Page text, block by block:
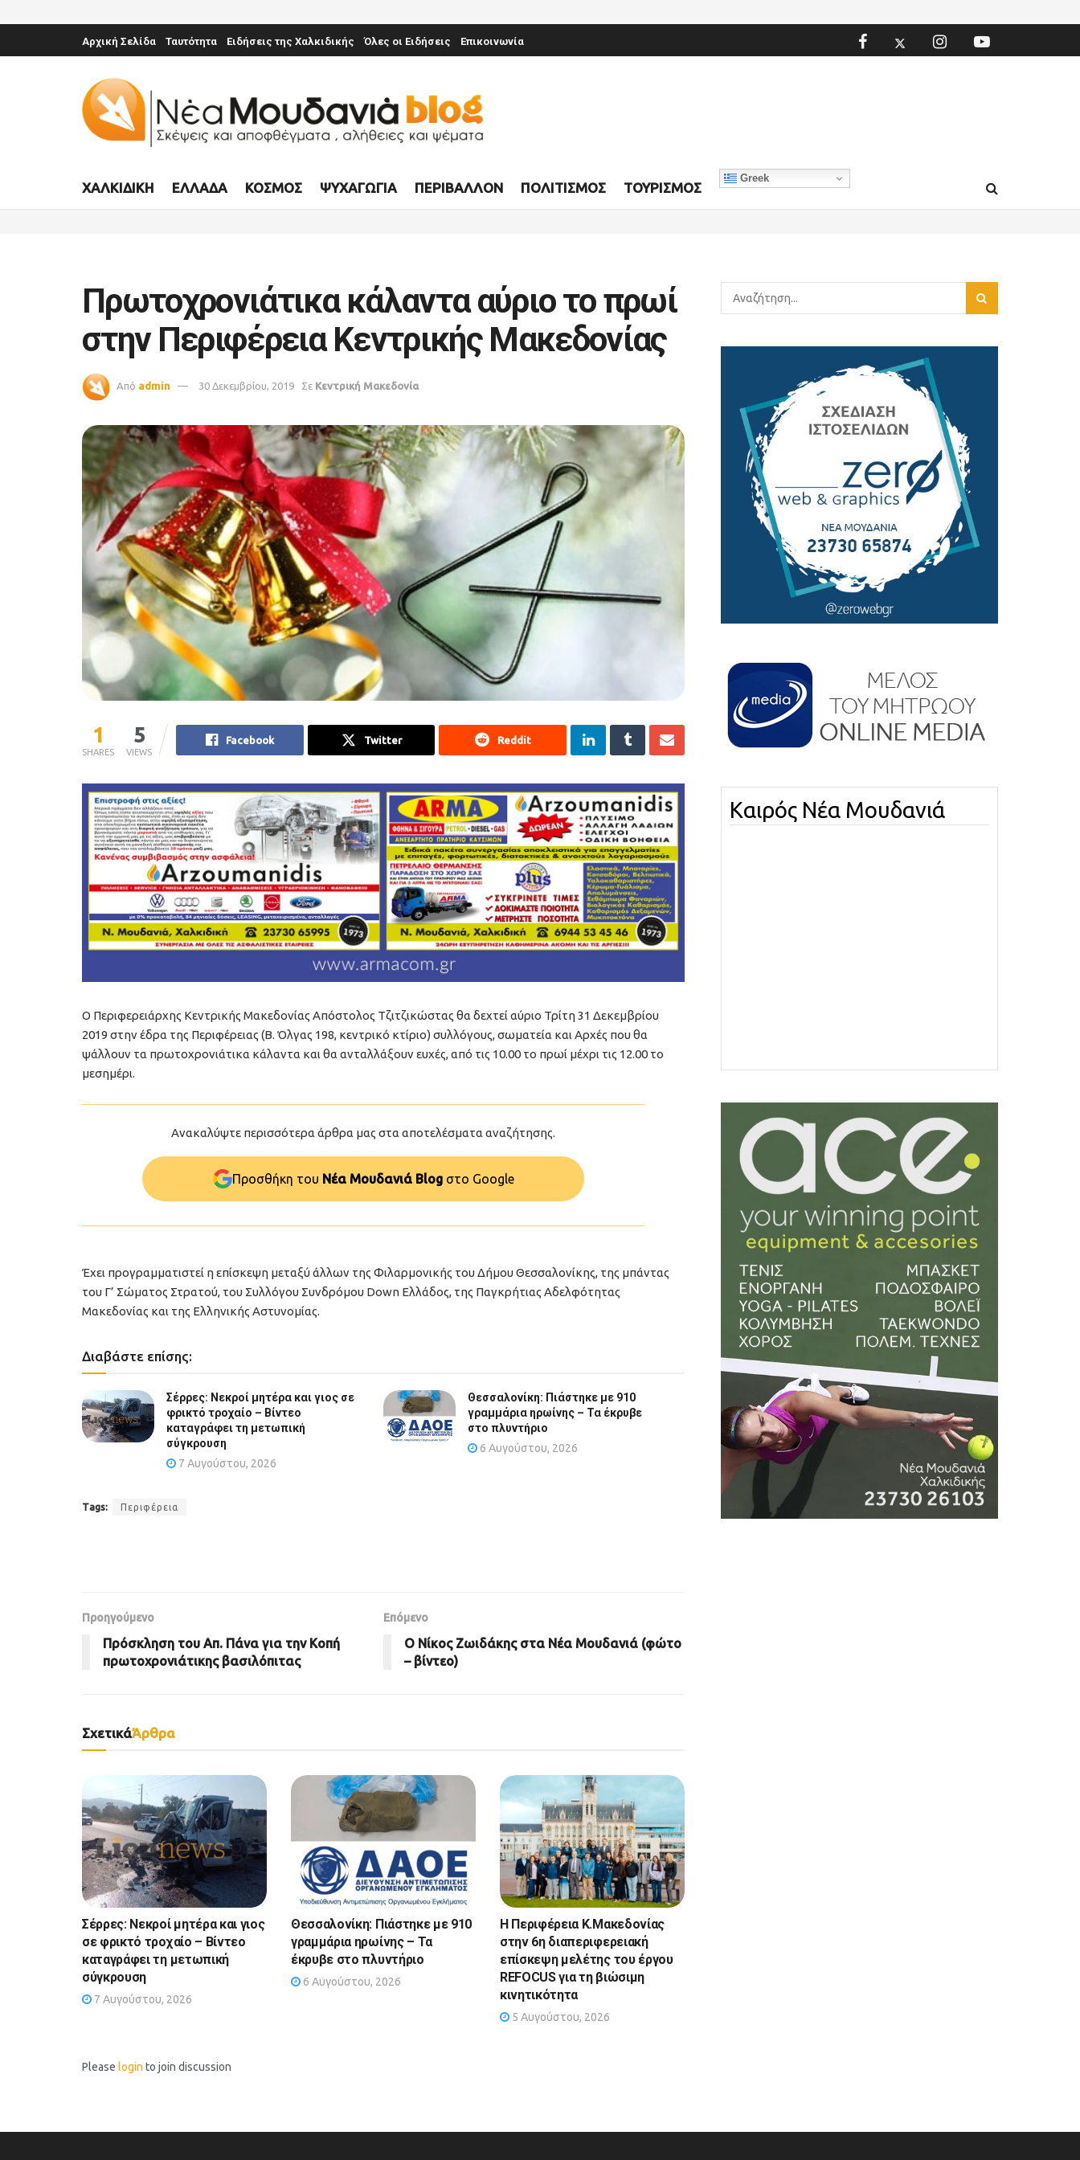
Αρχική Σελίδα Ταυτότητα Ειδήσεις της Χαλκιδικής Όλες οι Ειδήσεις Επικοινωνία
ΧΑΛΚΙΔΙΚΉ ΕΛΛΆΔΑ ΚΌΣΜΟΣ ΨΥΧΑΓΩΓΊΑ ΠΕΡΙΒΆΛΛΟΝ ΠΟΛΙΤΙΣΜΌΣ ΤΟΥΡΙΣΜΌΣ
Greek
Πρωτοχρονιάτικα κάλαντα αύριο το πρωί
στην Περιφέρεια Κεντρικής Μακεδονίας
Από admin 30 Δεκεμβρίου, 2019 Σε Κεντρική Μακεδονία
1
SHARES
5
VIEWS
Facebook Twitter Reddit
Ο Περιφερειάρχης Κεντρικής Μακεδονίας Απόστολος Τζιτζικώστας θα δεχτεί αύριο Τρίτη 31 Δεκεμβρίου
2019 στην έδρα της Περιφέρειας (Β. Όλγας 198, κεντρικό κτίριο) συλλόγους, σωματεία και Αρχές που θα
ψάλλουν τα πρωτοχρονιάτικα κάλαντα και θα ανταλλάξουν ευχές, από τις 10.00 το πρωί μέχρι τις 12.00 το
μεσημέρι.
Ανακαλύψτε περισσότερα άρθρα μας στα αποτελέσματα αναζήτησης.
Προσθήκη του Νέα Μουδανιά Blogστo Google
Έχει προγραμματιστεί η επίσκεψη μεταξύ άλλων της Φιλαρμονικής του Δήμου Θεσσαλονίκης, της μπάντας
του Γ’ Σώματος Στρατού, του Συλλόγου Συνδρόμου Down Ελλάδος, της Παγκρήτιας Αδελφότητας
Μακεδονίας και της Ελληνικής Αστυνομίας.
Διαβάστε επίσης:
Σέρρες: Νεκροί μητέρα και γιος σε
φρικτό τροχαίο – Βίντεο
καταγράφει τη μετωπική
σύγκρουση
7 Αυγούστου, 2026
Θεσσαλονίκη: Πιάστηκε με 910
γραμμάρια ηρωίνης – Τα έκρυβε
στο πλυντήριο
6 Αυγούστου, 2026
Tags: Περιφέρεια
Προηγούμενο
Πρόσκληση του Απ. Πάνα για την Κοπή
πρωτοχρονιάτικης βασιλόπιτας
Επόμενο
Ο Νίκος Ζωιδάκης στα Νέα Μουδανιά (φώτο
– βίντεο)
ΣχετικάΆρθρα
Σέρρες: Νεκροί μητέρα και γιος
σε φρικτό τροχαίο – Βίντεο
καταγράφει τη μετωπική
σύγκρουση
7 Αυγούστου, 2026
Θεσσαλονίκη: Πιάστηκε με 910
γραμμάρια ηρωίνης – Τα
έκρυβε στο πλυντήριο
6 Αυγούστου, 2026
Η Περιφέρεια Κ.Μακεδονίας
στην 6η διαπεριφερειακή
επίσκεψη μελέτης του έργου
REFOCUS για τη βιώσιμη
κινητικότητα
5 Αυγούστου, 2026
Please login to join discussion
Καιρός Νέα Μουδανιά